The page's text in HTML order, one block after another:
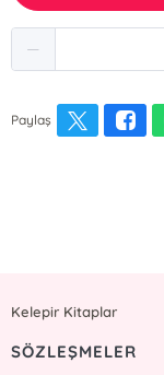
Paylaş
Kelepir Kitaplar
SÖZLEŞMELER